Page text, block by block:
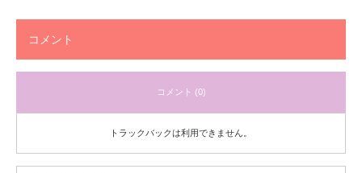
コメント
コメント (0)
トラックバックは利用できません。